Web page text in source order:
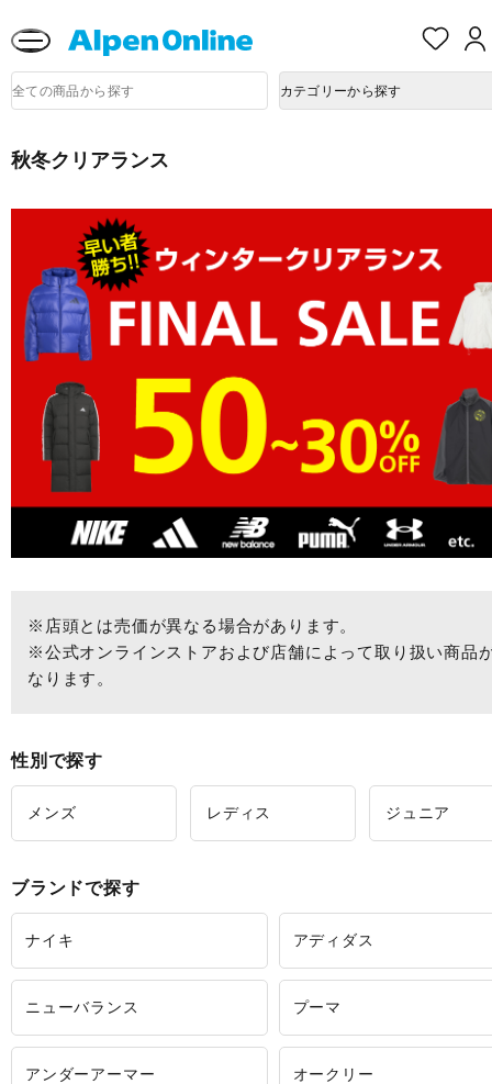
気
商
品
索
カテゴリーから探す
秋冬クリアランス
※店頭とは売価が異なる場合があります。
※公式オンラインストアおよび店舗によって取り扱い商品
なります。
性別で探す
メンズ レディス ジュニア
ブランドで探す
ナイキ アディダス
ニューバランス プーマ
アンダーアーマー オークリー